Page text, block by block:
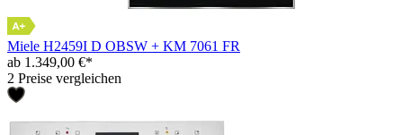
Miele H2459I D OBSW + KM 7061 FR
ab 1.349,00 €*
2 Preise vergleichen